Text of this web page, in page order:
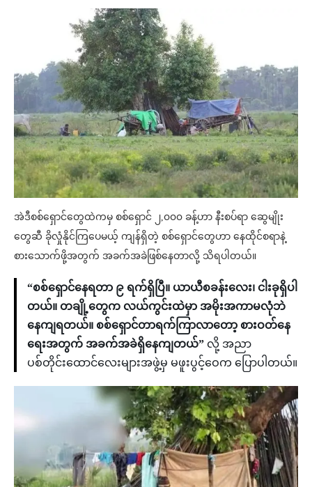
အဲဒီစစ်ရှောင်တွေထဲကမှ စစ်ရှောင် ၂,၀၀၀ ခန့်ဟာ နီးစပ်ရာ ဆွေမျိုး
တွေဆီ ခိုလှုံနိုင်ကြပေမယ့် ကျန်ရှိတဲ့ စစ်ရှောင်တွေဟာ နေထိုင်စရာနဲ့
စားသောက်ဖို့အတွက် အခက်အခဲဖြစ်နေတာလို့ သိရပါတယ်။
“စစ်ရှောင်နေရတာ ၉ ရက်ရှိပြီ။ ယာယီစခန်းလေး၊ ငါးခုရှိပါ
တယ်။ တချို့တွေက လယ်ကွင်းထဲမှာ အမိုးအကာမလုံဘဲ
နေကျရတယ်။ စစ်ရှောင်တာရက်ကြာလာတော့ စားဝတ်နေ
ရေးအတွက် အခက်အခဲရှိနေကျတယ်” လို့ အညာ
ပစ်တိုင်းထောင်လေးများအဖွဲ့မှ မဖူးပွင့်ဝေက ပြောပါတယ်။